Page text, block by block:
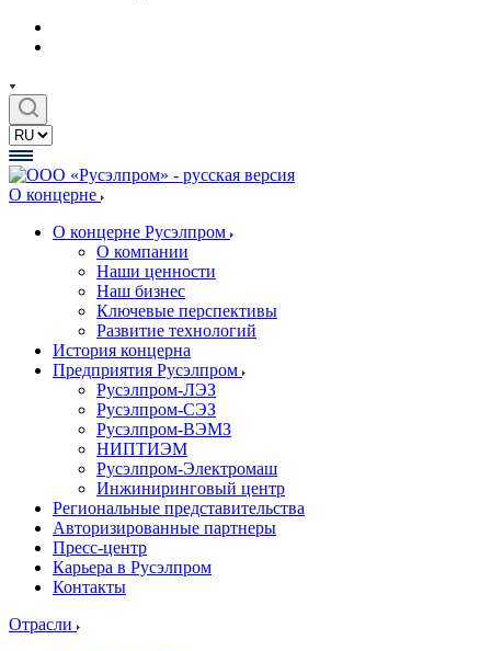
О концерне
О концерне Русэлпром
О компании
Наши ценности
Наш бизнес
Ключевые перспективы
Развитие технологий
История концерна
Предприятия Русэлпром
Русэлпром-ЛЭЗ
Русэлпром-СЭЗ
Русэлпром-ВЭМЗ
НИПТИЭМ
Русэлпром-Электромаш
Инжиниринговый центр
Региональные представительства
Авторизированные партнеры
Пресс-центр
Карьера в Русэлпром
Контакты
Отрасли